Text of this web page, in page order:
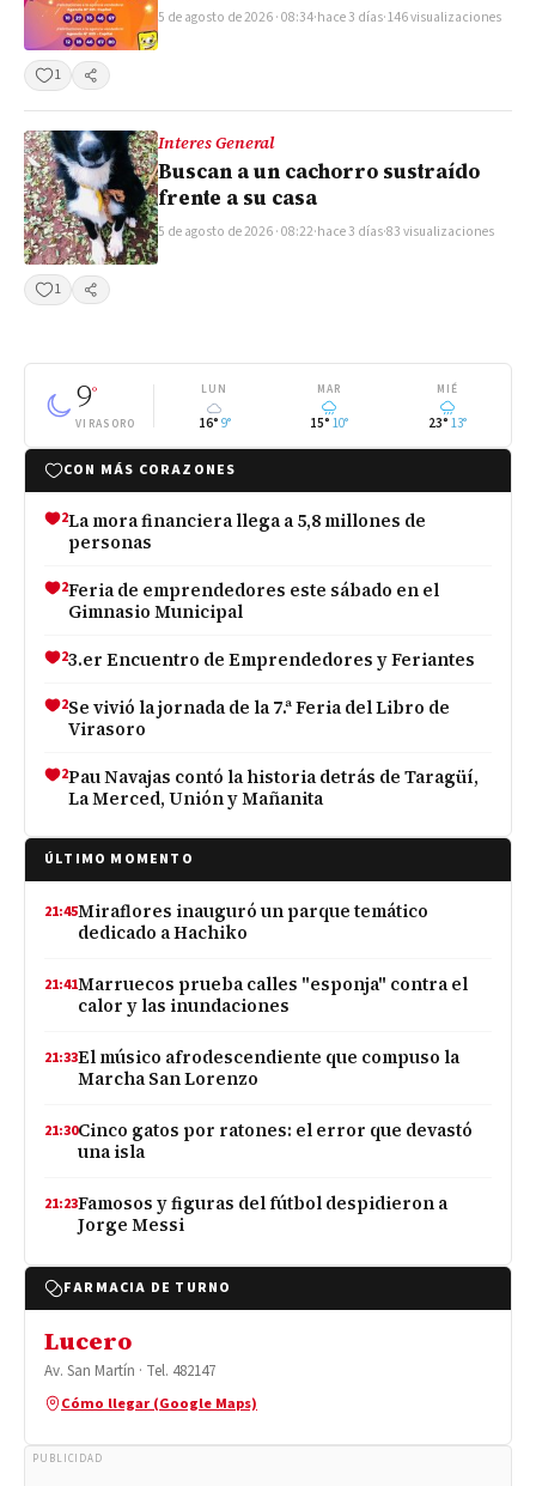
5 de agosto de 2026 · 08:34·hace 3 días·146 visualizaciones
1 Compartir
Interes General
Buscan a un cachorro sustraído
frente a su casa
5 de agosto de 2026 · 08:22·hace 3 días·83 visualizaciones
1 Compartir
9°
VIRASORO
LUN
16° 9°
MAR
15° 10°
MIÉ
23° 13°
CON MÁS CORAZONES
2La mora financiera llega a 5,8 millones de
personas
2Feria de emprendedores este sábado en el
Gimnasio Municipal
23.er Encuentro de Emprendedores y Feriantes
2Se vivió la jornada de la 7.ª Feria del Libro de
Virasoro
2Pau Navajas contó la historia detrás de Taragüí,
La Merced, Unión y Mañanita
ÚLTIMO MOMENTO
21:45Miraflores inauguró un parque temático
dedicado a Hachiko
21:41Marruecos prueba calles "esponja" contra el
calor y las inundaciones
21:33El músico afrodescendiente que compuso la
Marcha San Lorenzo
21:30Cinco gatos por ratones: el error que devastó
una isla
21:23Famosos y figuras del fútbol despidieron a
Jorge Messi
FARMACIA DE TURNO
Lucero
Av. San Martín · Tel. 482147
Cómo llegar (Google Maps)
PUBLICIDAD